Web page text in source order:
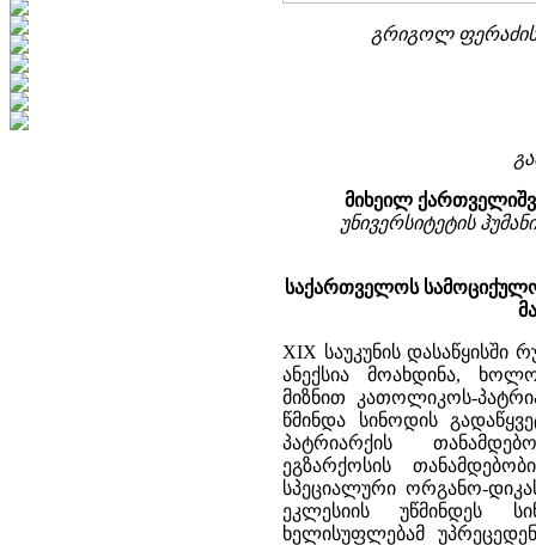
გრიგოლ ფერაძის
მიხეილ
უნივერსიტეტის
საქართველოს
XIX საუკუნის
ანექსია მოახდინა,
მიზნით კათოლიკოს-
წმინდა სინოდის
პატრიარქის
ეგზარქოსის
სპეციალური ორგანო-
ეკლესიის უწმინდეს
ხელისუფლებამ